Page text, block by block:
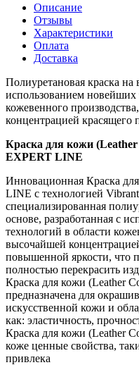
Описание
Отзывы
Характеристики
Оплата
Доставка
Полиуретановая краска на
использованием новейших
кожевенного
концентрацией
Краска для кожи
EXPERT LINE
Инновационная Краска
LINE c технологией
специализированная
основе, разработанная с
технологий в области
высочайшей
повышенной яркости, что
полностью перекрасить
Краска для кожи (Leather
предназначена для
искусственной кожи и
как: эластичность,
Краска для кожи (Leather
коже ценные свойства,
привлека